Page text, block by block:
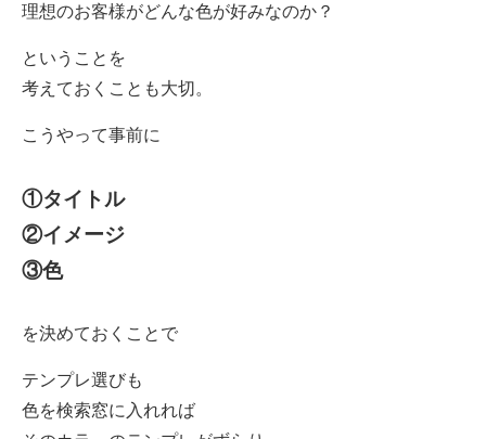
理想のお客様がどんな色が好みなのか？
ということを
考えておくことも大切。
こうやって事前に
①タイトル
②イメージ
③色
を決めておくことで
テンプレ選びも
色を検索窓に入れれば